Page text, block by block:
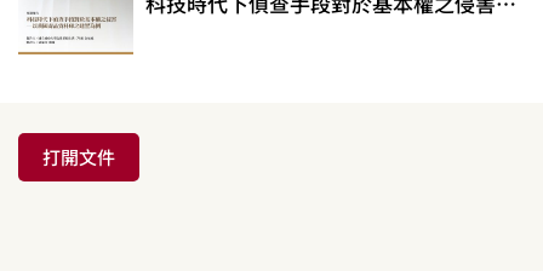
打開文件